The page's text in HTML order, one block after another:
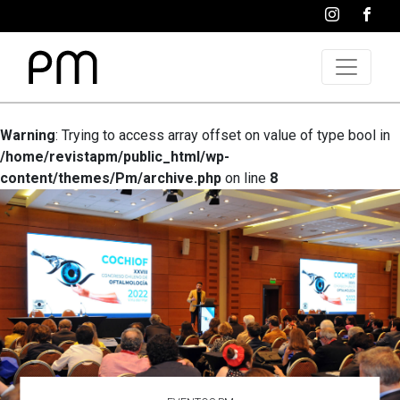
Warning: Trying to access array offset on value of type bool in
/home/revistapm/public_html/wp-
content/themes/Pm/archive.php on line 8